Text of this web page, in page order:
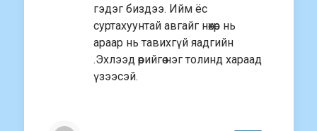
гэдэг биздээ. Ийм ёс
суртахуунтай авгайг нөхөр нь
араар нь тавихгүй яадгийн
.Эхлээд өөрийгөө нэг толинд хараад
үзээсэй.